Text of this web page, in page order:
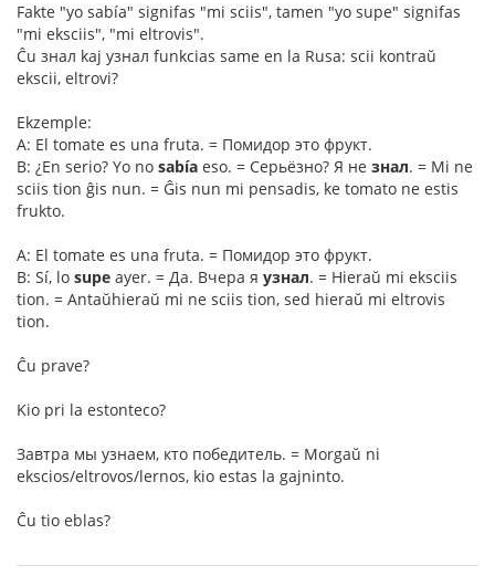
Fakte "yo sabía" signifas "mi sciis", tamen "yo supe" signifas
"mi eksciis", "mi eltrovis".
Ĉu знал kaj узнал funkcias same en la Rusa: scii kontraŭ
ekscii, eltrovi?
Ekzemple:
A: El tomate es una fruta. = Помидор это фрукт.
B: ¿En serio? Yo no sabía eso. = Серьёзно? Я не знал. = Mi ne
sciis tion ĝis nun. = Ĝis nun mi pensadis, ke tomato ne estis
frukto.
A: El tomate es una fruta. = Помидор это фрукт.
B: Sí, lo supe ayer. = Да. Вчера я узнал. = Hieraŭ mi eksciis
tion. = Antaŭhieraŭ mi ne sciis tion, sed hieraŭ mi eltrovis
tion.
Ĉu prave?
Kio pri la estonteco?
Завтра мы узнаем, кто победитель. = Morgaŭ ni
ekscios/eltrovos/lernos, kio estas la gajninto.
Ĉu tio eblas?